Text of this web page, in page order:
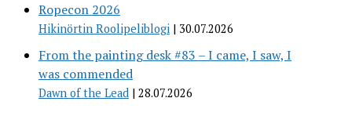
Ropecon 2026
Hikinörtin Roolipeliblogi 30.07.2026
From the painting desk #83 – I came, I saw, I
was commended
Dawn of the Lead 28.07.2026